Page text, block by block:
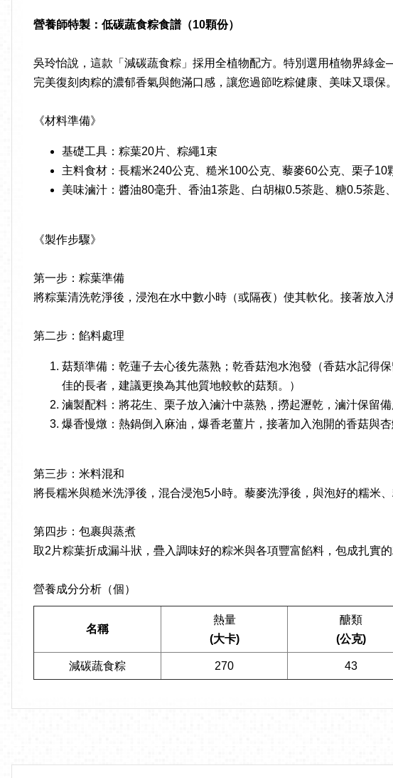
營養師特製：低碳蔬食粽食譜（10顆份）
吳玲怡說，這款「減碳蔬食粽」採用全植物配方。特別選用植物界綠
完美復刻肉粽的濃郁香氣與飽滿口感，讓您過節吃粽健康、美味又環保。
《材料準備》
基礎工具：粽葉20片、粽繩1束
主料食材：長糯米240公克、糙米100公克、藜麥60公克、栗子
美味滷汁：醬油80毫升、香油1茶匙、白胡椒0.5茶匙、糖0.5茶匙
《製作步驟》
第一步：粽葉準備
將粽葉清洗乾淨後，浸泡在水中數小時（或隔夜）使其軟化。接著放
第二步：餡料處理
菇類準備：乾蓮子去心後先蒸熟；乾香菇泡水泡發（香菇水記得
佳的長者，建議更換為其他質地較軟的菇類。）
滷製配料：將花生、栗子放入滷汁中蒸熟，撈起瀝乾，滷汁保留備
爆香慢燉：熱鍋倒入麻油，爆香老薑片，接著加入泡開的香菇與
第三步：米料混和
將長糯米與糙米洗淨後，混合浸泡5小時。藜麥洗淨後，與泡好的糯米
第四步：包裹與蒸煮
取2片粽葉折成漏斗狀，疊入調味好的粽米與各項豐富餡料，包成扎實
營養成分分析（個）
名稱
熱量
(大卡)
醣類
(公克)
減碳蔬食粽 270 43